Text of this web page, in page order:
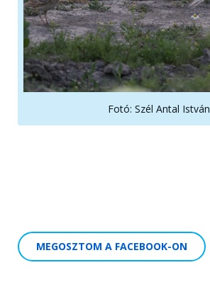
Fotó: Szél Antal István
MEGOSZTOM A FACEBOOK-ON